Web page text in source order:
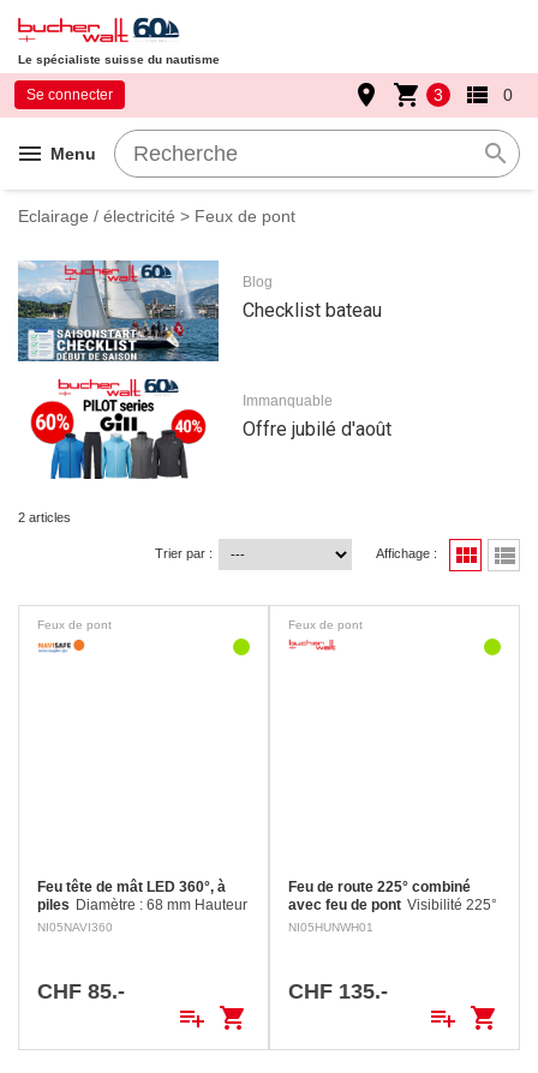
Le spécialiste suisse du nautisme
menu Menu search
Se connecter place shopping_cart 3 view_list 0
Eclairage / électricité > Feux de pont
Blog
Checklist bateau
Immanquable
Offre jubilé d'août
2 articles
Trier par : Affichage : view_module view_list
Feux de pont
Feu tête de mât LED 360°, à
piles Diamètre : 68 mm Hauteur
: 35 mm Fonctions : feu de
NI05NAVI360
CHF 85.-
playlist_add shopping_cart
Feux de pont
Feu de route 225° combiné
avec feu de pont Visibilité 225°
Portée 3 mn Boitier noir Feu de
une…
NI05HUNWH01
CHF 135.-
playlist_add shopping_cart